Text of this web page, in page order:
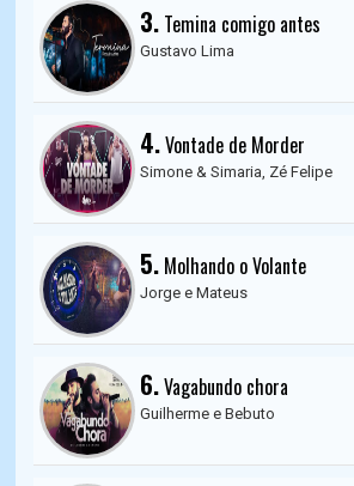
3. Temina comigo antes
Gustavo Lima
4.Vontade de Morder
Simone & Simaria, Zé Felipe
5. Molhando o Volante
Jorge e Mateus
6.Vagabundo chora
Guilherme e Bebuto